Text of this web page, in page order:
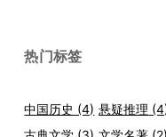
热门标签
中国历史 (4) 悬疑推理